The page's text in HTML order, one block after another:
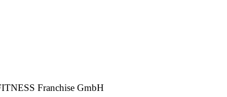
Franchise GmbH